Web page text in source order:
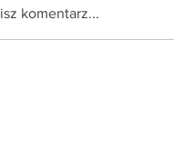
komentarz...